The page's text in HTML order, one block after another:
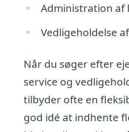
Administration af
Vedligeholdelse
Når du søger efter
service og
tilbyder ofte en
god idé at indhente